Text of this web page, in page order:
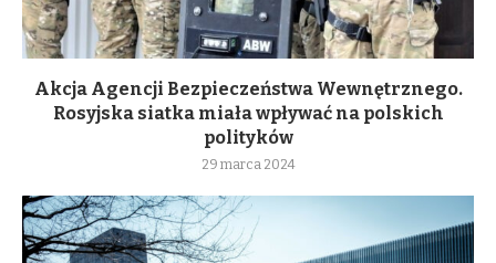
Akcja Agencji Bezpieczeństwa Wewnętrznego.
Rosyjska siatka miała wpływać na polskich
polityków
29 marca 2024